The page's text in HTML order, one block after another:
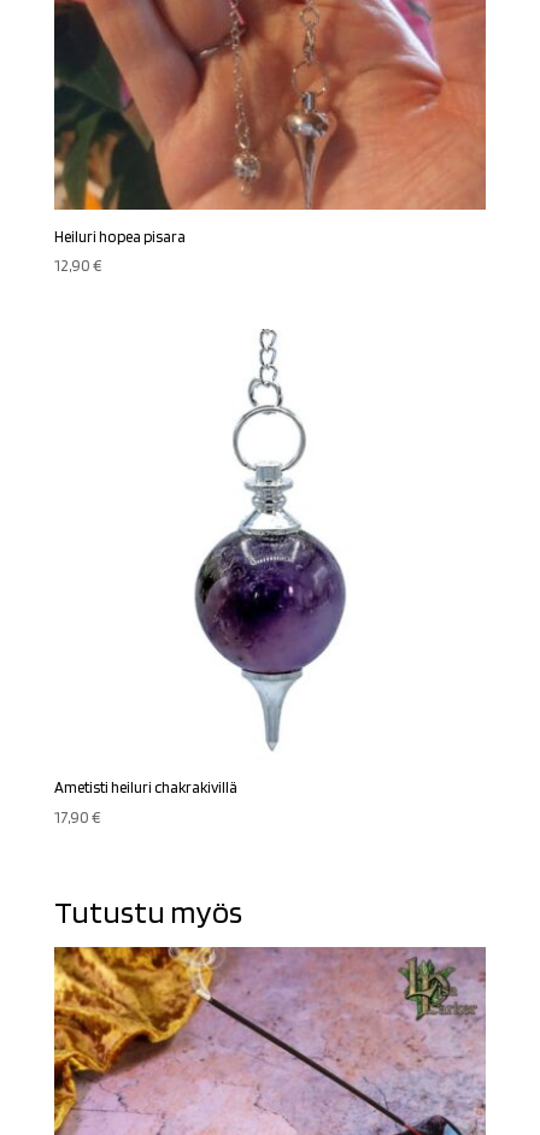
Heiluri hopea pisara
12,90€
Ametisti heiluri chakrakivillä
17,90€
Tutustu myös